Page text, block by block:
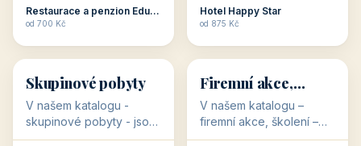
Restaurace a penzion Eduard
od 700 Kč
Hotel Happy Star
od 875 Kč
👥
👥
32 objektů
Skupinové pobyty
V našem katalogu -
skupinové pobyty - jsou
pro Vás připraveny
💼
💼
31 objektů
Firemní akce,
školení
V našem katalogu –
firemní akce, školení –
jsou pro Vás připraveny